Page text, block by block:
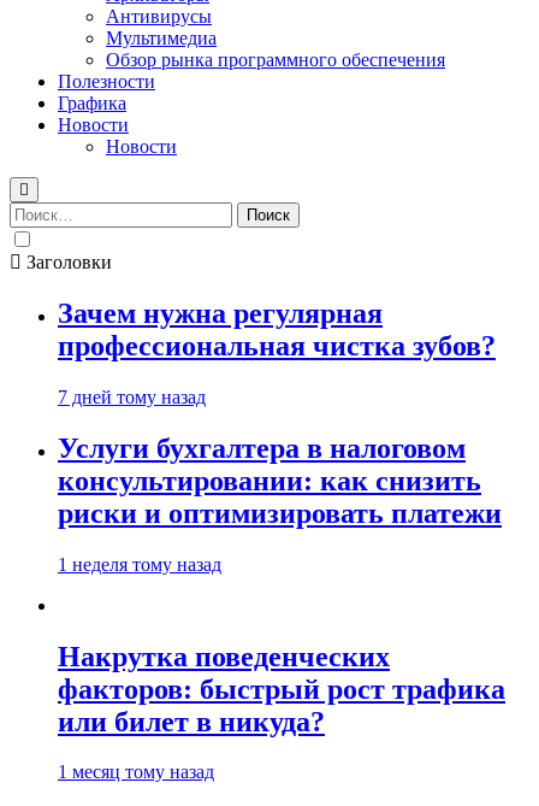
Антивирусы
Мультимедиа
Обзор рынка программного обеспечения
Полезности
Графика
Новости
Новости
Найти:
Заголовки
Зачем нужна регулярная
профессиональная чистка зубов?
7 дней тому назад
Услуги бухгалтера в налоговом
консультировании: как снизить
риски и оптимизировать платежи
1 неделя тому назад
Накрутка поведенческих
факторов: быстрый рост трафика
или билет в никуда?
1 месяц тому назад